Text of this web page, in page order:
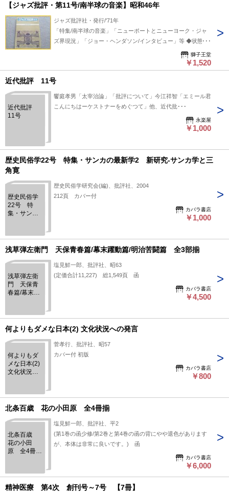
【ジャズ批評・第11号/南半球の音楽】昭和46年
ジャズ批評社・発行/'71年
「特集/南半球の音楽」「ニューポートとニューヨーク・ジャ
ズ界現況」「ジョー・ヘンダソン/インタビュー」等 ◆状態 経
年によるヤケ・シミ・汚れ・折れ・角スレシワ寄り折れ等あ
獅子王堂
￥1,520
近代批評 11号
近代批評
11号
饗庭孝男「太宰治論」「批評について」今江祥智「エミール君
こんにちはーケストナーをめぐつて」他、近代批･･･
永楽屋
￥1,000
歴史民俗学22号 特集・サンカの最新学2 新研究-サンカ学と三
角寛
歴史民俗学
22号 特
集・サンカ
カ学と三角
寛
歴史民俗学研究会(編)、批評社、2004
212頁 カバー付
カバラ書店
￥1,000
浅草弾左衛門 天保青春篇/幕末躍動篇/明治苦闘篇 全3部揃
浅草弾左衛
門 天保青
春篇/幕末躍
揃
塩見鮮一郎、批評社、昭63
(定価合計11,227) 総1,549頁 函
カバラ書店
￥4,500
何よりもダメな日本(2) 文化状況への発言
何よりもダ
メな日本(2)
文化状況へ
菅孝行、批評社、昭57
カバー付 初版
カバラ書店
￥800
北条百歳 花の小田原 全4冊揃
北条百歳
花の小田
原 全4冊
塩見鮮一郎、批評社、平2
(第1巻の函少修/第2巻と第4巻の函の背にやや退色があります
が、本体は非常に良いです。) 函
カバラ書店
￥6,000
精神医療 第4次 創刊号～7号 【7冊】